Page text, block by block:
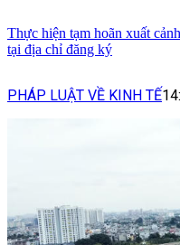
Thực hiện tạm hoãn xuất
tại địa chỉ đăng ký
PHÁP LUẬT VỀ KINH TẾ